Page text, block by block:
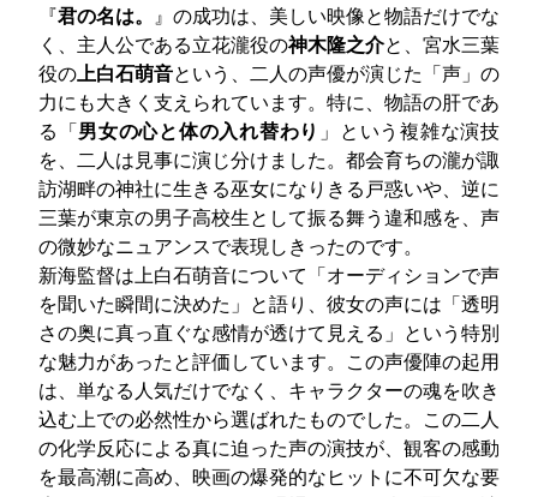
『君の名は。 』の成功は、美しい映像と物語だけでな
く、主人公である立花瀧役の神木隆之介と、宮水三葉
役の上白石萌音という、二人の声優が演じた「声」の
力にも大きく支えられています。特に、物語の肝であ
る「男女の心と体の入れ替わり 」という複雑な演技
を、二人は見事に演じ分けました。都会育ちの瀧が諏
訪湖畔の神社に生きる巫女になりきる戸惑いや、逆に
三葉が東京の男子高校生として振る舞う違和感を、声
の微妙なニュアンスで表現しきったのです。
新海監督は上白石萌音について「オーディションで声
を聞いた瞬間に決めた」と語り、彼女の声には「透明
さの奥に真っ直ぐな感情が透けて見える」という特別
な魅力があったと評価しています。この声優陣の起用
は、単なる人気だけでなく、キャラクターの魂を吹き
込む上での必然性から選ばれたものでした。この二人
の化学反応による真に迫った声の演技が、観客の感動
を最高潮に高め、映画の爆発的なヒットに不可欠な要